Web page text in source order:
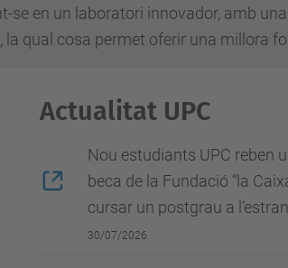
se en un laboratori innovador, amb
la qual cosa permet oferir una millora
Actualitat UPC
Nou estudiants UPC reben
beca de la Fundació “la
cursar un postgrau a
30/07/2026